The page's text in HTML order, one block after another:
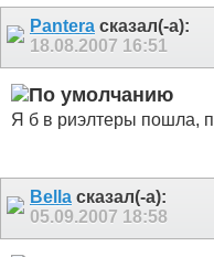
Pantera сказал(-а):
18.08.2007 16:51
Я б в риэлтеры пошла,
Bella сказал(-а):
05.09.2007 18:58